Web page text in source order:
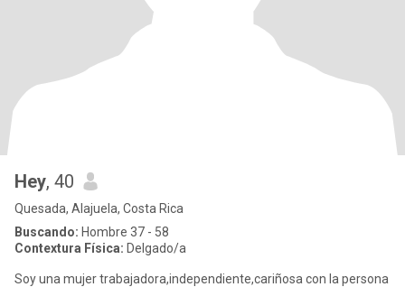
Hey, 40
Quesada, Alajuela, Costa Rica
Buscando: Hombre 37 - 58
Contextura Física: Delgado/a
Soy una mujer trabajadora,independiente,cariñosa con la persona